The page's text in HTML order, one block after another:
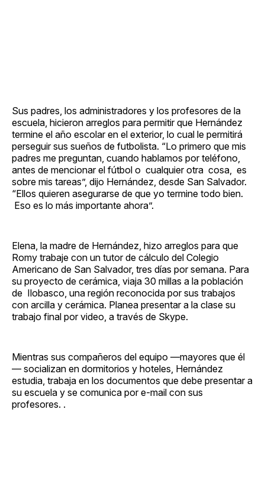
Sus padres, los administradores y los profesores de la
escuela, hicieron arreglos para permitir que Hernández
termine el año escolar en el exterior, lo cual le permitirá
perseguir sus sueños de futbolista. “Lo primero que mis
padres me preguntan, cuando hablamos por teléfono,
antes de mencionar el fútbol o cualquier otra cosa, es
sobre mis tareas”, dijo Hernández, desde San Salvador.
“Ellos quieren asegurarse de que yo termine todo bien.
Eso es lo más importante ahora”.
Elena, la madre de Hernández, hizo arreglos para que
Romy trabaje con un tutor de cálculo del Colegio
Americano de San Salvador, tres días por semana. Para
su proyecto de cerámica, viaja 30 millas a la población
de Ilobasco, una región reconocida por sus trabajos
con arcilla y cerámica. Planea presentar a la clase su
trabajo final por video, a través de Skype.
Mientras sus compañeros del equipo —mayores que él
— socializan en dormitorios y hoteles, Hernández
estudia, trabaja en los documentos que debe presentar a
su escuela y se comunica por e-mail con sus
profesores. .